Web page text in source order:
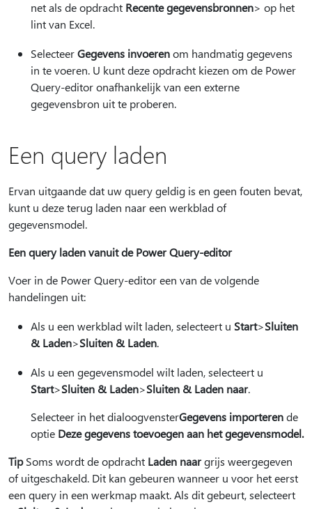
net als de opdracht Recente gegevensbronnen> op het
lint van Excel.
SelecteerGegevens invoerenom handmatig gegevens
in te voeren. U kunt deze opdracht kiezen om de Power
Query-editor onafhankelijk van een externe
gegevensbron uit te proberen.
Een query laden
Ervan uitgaande dat uw query geldig is en geen fouten bevat,
kunt u deze terug laden naar een werkblad of
gegevensmodel.
Een query laden vanuit de Power Query-editor
Voer in de Power Query-editor een van de volgende
handelingen uit:
Als u een werkblad wilt laden, selecteert u Start>Sluiten
& Laden>Sluiten & Laden.
Als u een gegevensmodel wilt laden, selecteert u
Start>Sluiten & Laden>Sluiten & Laden naar.
Selecteer in het dialoogvensterGegevens importerende
optie Deze gegevens toevoegen aan het gegevensmodel.
TipSoms wordt de opdracht Laden naargrijs weergegeven
of uitgeschakeld. Dit kan gebeuren wanneer u voor het eerst
een query in een werkmap maakt. Als dit gebeurt, selecteert